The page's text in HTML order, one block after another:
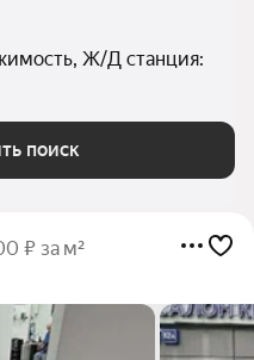
Ж/Д станция:
поиск
₽ за м²